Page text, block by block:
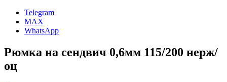
Telegram
MAX
WhatsApp
Рюмка на сендвич 0,6мм 115/200 нерж/
оц